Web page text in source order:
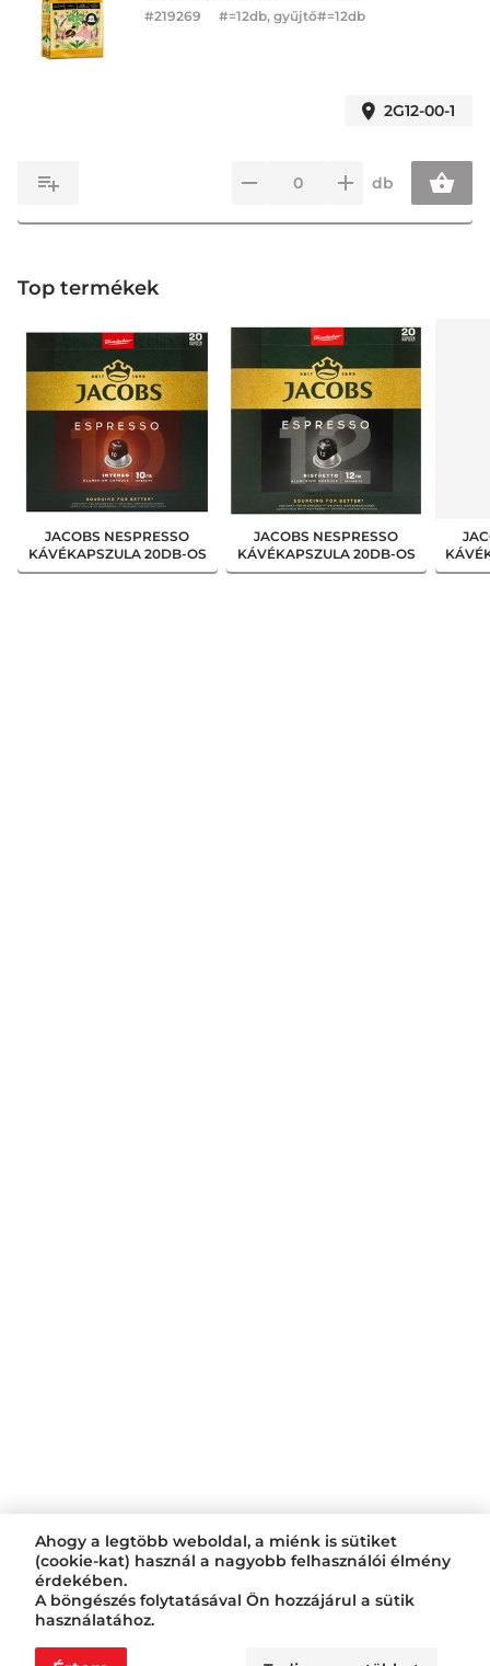
#219269 #=12db, gyűjtő#=12db
2G12-00-1
db
Top termékek
JACOBS NESPRESSO
KÁVÉKAPSZULA 20DB-OS
ESPRESSO 10 INTENSO
JACOBS NESPRESSO
KÁVÉKAPSZULA 20DB-OS
ESPRESSO 12 RISTRETTO
Ahogy a legtöbb weboldal, a miénk is sütiket
(cookie-kat) használ a nagyobb felhasználói élmény
érdekében.
A böngészés folytatásával Ön hozzájárul a sütik
használatához.